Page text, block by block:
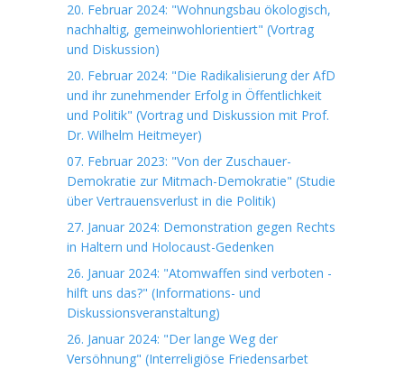
20. Februar 2024: "Wohnungsbau ökologisch,
nachhaltig, gemeinwohlorientiert" (Vortrag
und Diskussion)
20. Februar 2024: "Die Radikalisierung der AfD
und ihr zunehmender Erfolg in Öffentlichkeit
und Politik" (Vortrag und Diskussion mit Prof.
Dr. Wilhelm Heitmeyer)
07. Februar 2023: "Von der Zuschauer-
Demokratie zur Mitmach-Demokratie" (Studie
über Vertrauensverlust in die Politik)
27. Januar 2024: Demonstration gegen Rechts
in Haltern und Holocaust-Gedenken
26. Januar 2024: "Atomwaffen sind verboten -
hilft uns das?" (Informations- und
Diskussionsveranstaltung)
26. Januar 2024: "Der lange Weg der
Versöhnung" (Interreligiöse Friedensarbet